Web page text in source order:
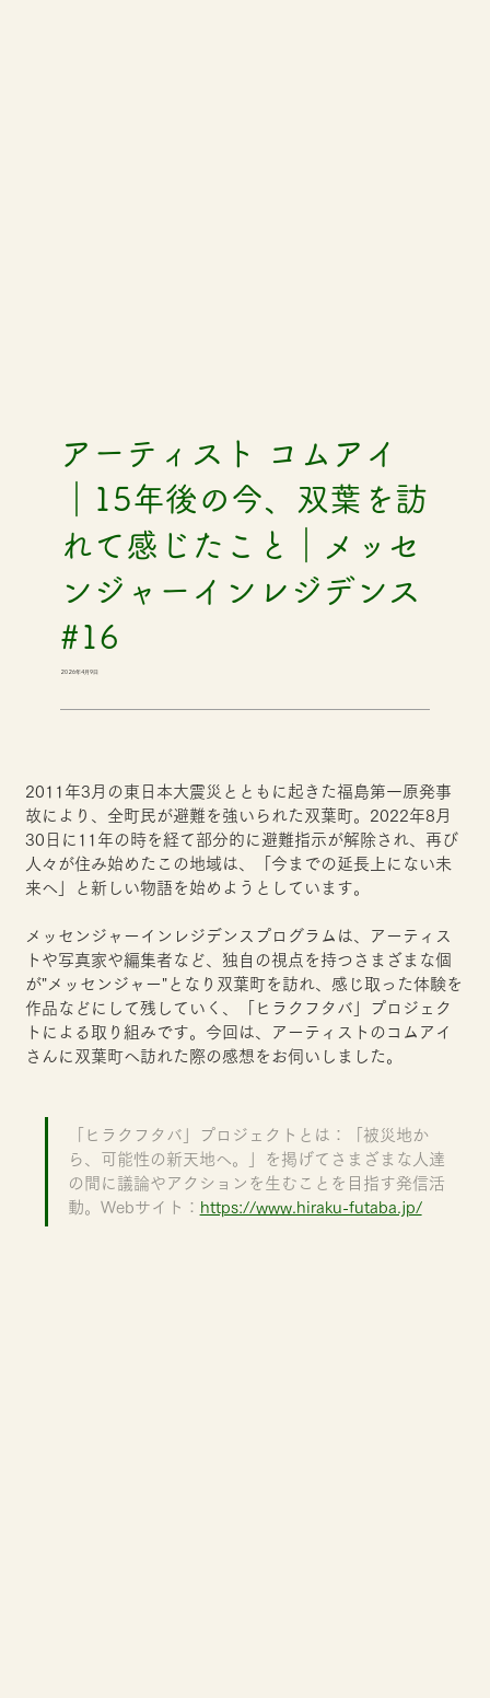
アーティスト コムアイ
｜15年後の今、双葉を訪
れて感じたこと｜メッセ
ンジャーインレジデンス
#16
2026年4月9日
2011年3月の東日本大震災とともに起きた福島第一原発事
故により、全町民が避難を強いられた双葉町。2022年8月
30日に11年の時を経て部分的に避難指示が解除され、再び
人々が住み始めたこの地域は、「今までの延長上にない未
来へ」と新しい物語を始めようとしています。
メッセンジャーインレジデンスプログラムは、アーティス
トや写真家や編集者など、独自の視点を持つさまざまな個
が"メッセンジャー"となり双葉町を訪れ、感じ取った体験を
作品などにして残していく、「ヒラクフタバ」プロジェク
トによる取り組みです。今回は、アーティストのコムアイ
さんに双葉町へ訪れた際の感想をお伺いしました。
「ヒラクフタバ」プロジェクトとは：「被災地か
ら、可能性の新天地へ。」を掲げてさまざまな人達
の間に議論やアクションを生むことを目指す発信活
動。Webサイト： https://www.hiraku-futaba.jp/